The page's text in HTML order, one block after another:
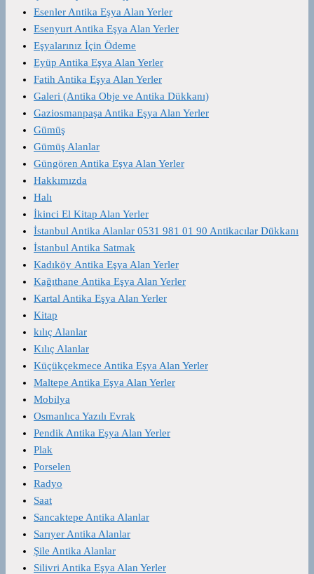
Esenler Antika Eşya Alan Yerler
Esenyurt Antika Eşya Alan Yerler
Eşyalarınız İçin Ödeme
Eyüp Antika Eşya Alan Yerler
Fatih Antika Eşya Alan Yerler
Galeri (Antika Obje ve Antika Dükkanı)
Gaziosmanpaşa Antika Eşya Alan Yerler
Gümüş
Gümüş Alanlar
Güngören Antika Eşya Alan Yerler
Hakkımızda
Halı
İkinci El Kitap Alan Yerler
İstanbul Antika Alanlar 0531 981 01 90 Antikacılar Dükkanı
İstanbul Antika Satmak
Kadıköy Antika Eşya Alan Yerler
Kağıthane Antika Eşya Alan Yerler
Kartal Antika Eşya Alan Yerler
Kitap
kılıç Alanlar
Kılıç Alanlar
Küçükçekmece Antika Eşya Alan Yerler
Maltepe Antika Eşya Alan Yerler
Mobilya
Osmanlıca Yazılı Evrak
Pendik Antika Eşya Alan Yerler
Plak
Porselen
Radyo
Saat
Sancaktepe Antika Alanlar
Sarıyer Antika Alanlar
Şile Antika Alanlar
Silivri Antika Eşya Alan Yerler